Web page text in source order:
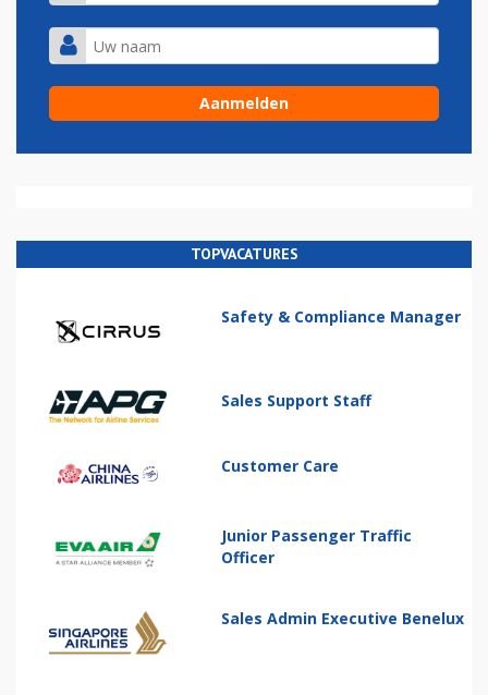
TOPVACATURES
Safety & Compliance Manager
Sales Support Staff
Customer Care
Junior Passenger Traffic
Officer
Sales Admin Executive Benelux